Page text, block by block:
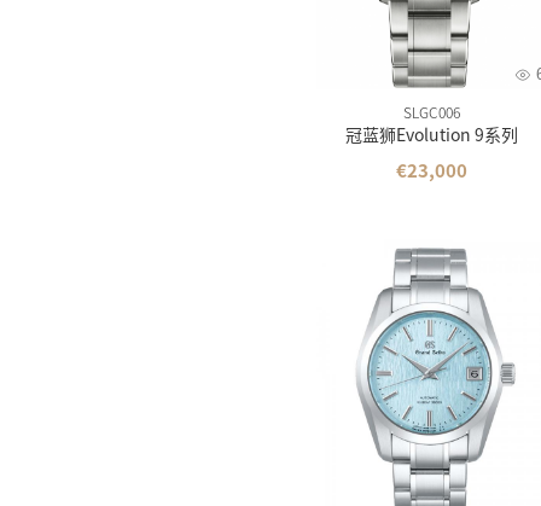
SLGC006
冠蓝狮Evolution 9系列
€23,000